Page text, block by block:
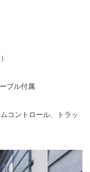
ブル付属
コントロール、トラッ